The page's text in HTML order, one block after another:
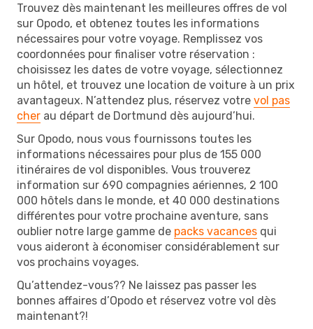
Trouvez dès maintenant les meilleures offres de vol
sur Opodo, et obtenez toutes les informations
nécessaires pour votre voyage. Remplissez vos
coordonnées pour finaliser votre réservation :
choisissez les dates de votre voyage, sélectionnez
un hôtel, et trouvez une location de voiture à un prix
avantageux. N’attendez plus, réservez votre vol pas
cher au départ de Dortmund dès aujourd’hui.
Sur Opodo, nous vous fournissons toutes les
informations nécessaires pour plus de 155 000
itinéraires de vol disponibles. Vous trouverez
information sur 690 compagnies aériennes, 2 100
000 hôtels dans le monde, et 40 000 destinations
différentes pour votre prochaine aventure, sans
oublier notre large gamme de packs vacances qui
vous aideront à économiser considérablement sur
vos prochains voyages.
Qu’attendez-vous?? Ne laissez pas passer les
bonnes affaires d’Opodo et réservez votre vol dès
maintenant?!